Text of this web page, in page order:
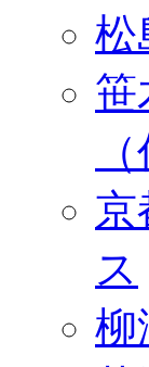
松
笹
京
ス
柳